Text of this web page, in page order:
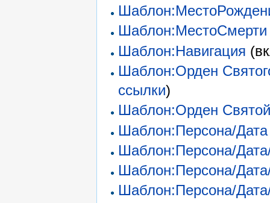
Шаблон:МестоСмерти
Шаблон:Навигация
Шаблон:Орден
ссылки)
Шаблон:Орден
Шаблон:Персона/Дата
Шаблон:Персона/
Шаблон:Персона/
Шаблон:Персона/